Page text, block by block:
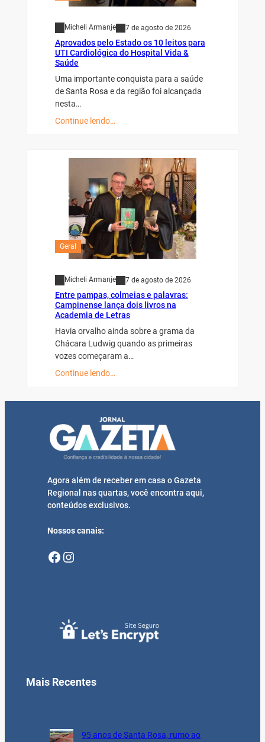
Micheli Armanje 7 de agosto de 2026
Aprovados pelo Estado os 10 leitos para
UTI Cardiológica do Hospital Vida &
Saúde
Uma importante conquista para a saúde
de Santa Rosa e da região foi alcançada
nesta…
Continue lendo…
Geral
Micheli Armanje 7 de agosto de 2026
Entre pampas, colmeias e palavras:
Campinense lança dois livros na
Academia de Letras
Havia orvalho ainda sobre a grama da
Chácara Ludwig quando as primeiras
vozes começaram a…
Continue lendo…
Agora além de receber em casa o Gazeta
Regional nas quartas, você encontra aqui,
conteúdos exclusivos.
Nossos canais:
Facebook Instagram
Mais Recentes
95 anos de Santa Rosa, rumo ao